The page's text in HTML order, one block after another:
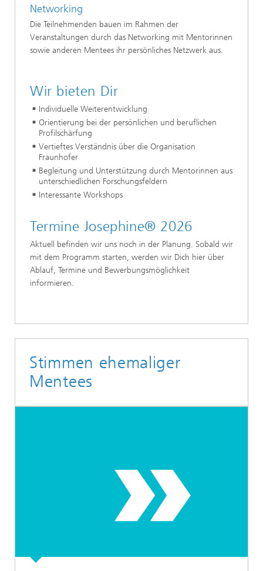
Networking
Die Teilnehmenden bauen im Rahmen der
Veranstaltungen durch das Networking mit Mentorinnen
sowie anderen Mentees ihr persönliches Netzwerk aus.
Wir bieten Dir
Individuelle Weiterentwicklung
Orientierung bei der persönlichen und beruflichen
Profilschärfung
Vertieftes Verständnis über die Organisation
Fraunhofer
Begleitung und Unterstützung durch Mentorinnen aus
unterschiedlichen Forschungsfeldern
Interessante Workshops
Termine Josephine® 2026
Aktuell befinden wir uns noch in der Planung. Sobald wir
mit dem Programm starten, werden wir Dich hier über
Ablauf, Termine und Bewerbungsmöglichkeit
informieren.
Stimmen ehemaliger
Mentees